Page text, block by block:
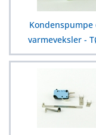
Kondenspumpe
varmeveksler -